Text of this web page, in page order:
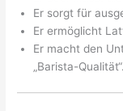
Er sorgt für
Er ermöglicht
Er macht den
„Barista-Qualität“.